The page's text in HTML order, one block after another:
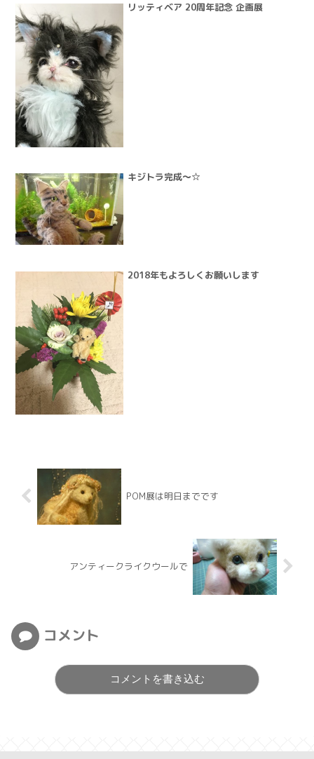
リッティベア 20周年記念 企画展
キジトラ完成～☆
2018年もよろしくお願いします
POM展は明日までです
アンティークライクウールで
コメント
コメントを書き込む